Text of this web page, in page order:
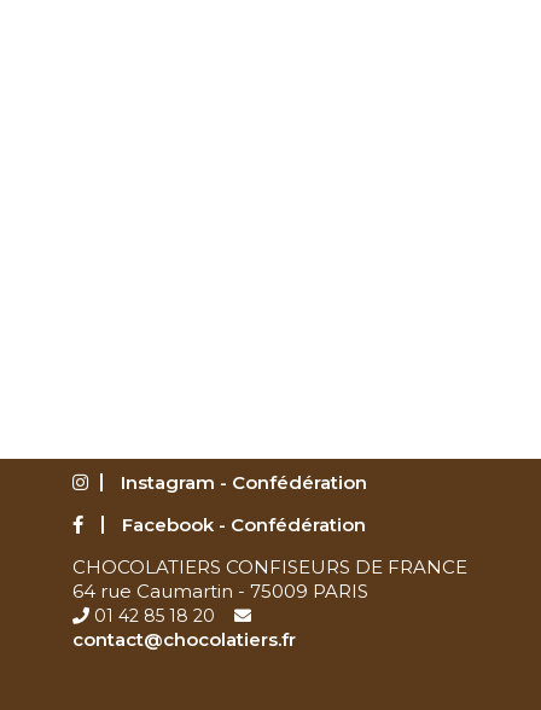
Instagram - Confédération
Facebook - Confédération
CHOCOLATIERS CONFISEURS DE FRANCE
64 rue Caumartin - 75009 PARIS
01 42 85 18 20
contact@chocolatiers.fr